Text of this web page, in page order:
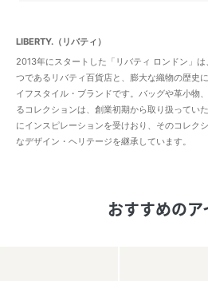
LIBERTY.（リバティ）
2013年にスタートした「リバティ ロンドン」
つであるリバティ百貨店と、膨大な織物の歴史
イフスタイル・ブランドです。バッグや革小物
るコレクションは、創業初期から取り扱ってい
にインスピレーションを受けおり、そのコレク
なデザイン・ヘリテージを継承しています。
おすすめのア